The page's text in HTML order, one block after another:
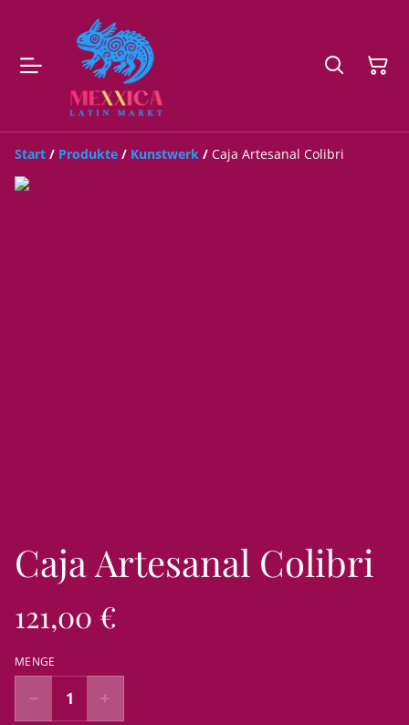
Start / Produkte / Kunstwerk / Caja Artesanal Colibri
Caja Artesanal Colibri
121,00 €
MENGE